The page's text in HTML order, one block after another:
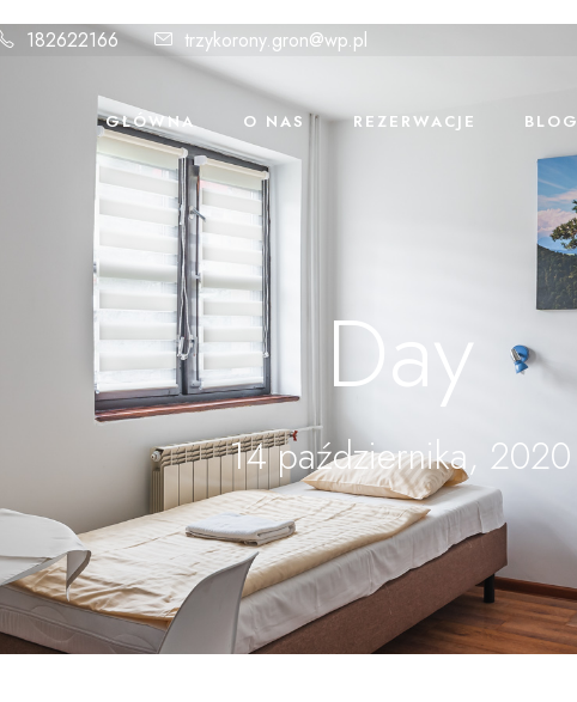
182622166 trzykorony.gron@wp.pl
GŁÓWNA O NAS REZERWACJE BLOG
Day
14 października, 2020